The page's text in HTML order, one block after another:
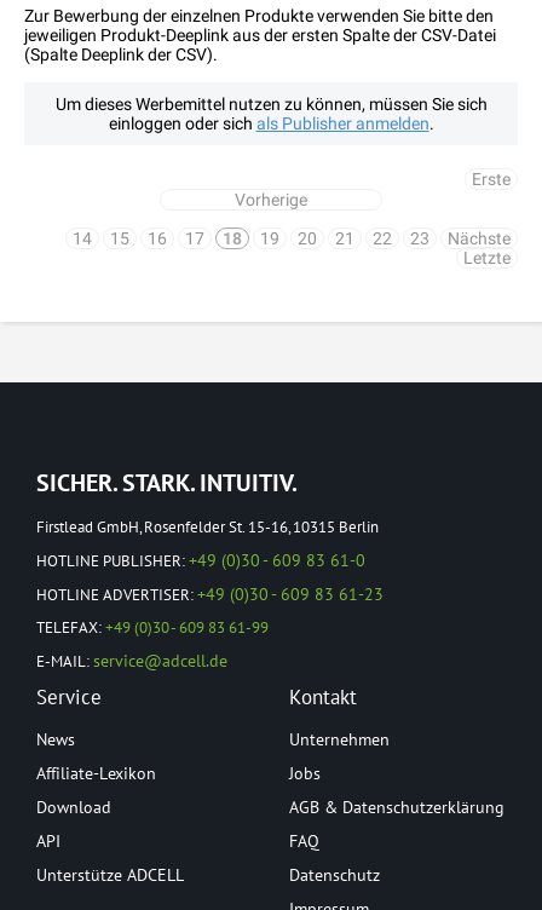
Zur Bewerbung der einzelnen Produkte verwenden Sie bitte den
jeweiligen Produkt-Deeplink aus der ersten Spalte der CSV-Datei
(Spalte Deeplink der CSV).
Um dieses Werbemittel nutzen zu können, müssen Sie sich
einloggen oder sich als Publisher anmelden.
Erste
Vorherige
14
15 16 17 18 19 20 21 22 23
Nächste
Letzte
SICHER. STARK. INTUITIV.
Firstlead GmbH, Rosenfelder St. 15-16, 10315 Berlin
HOTLINE PUBLISHER:+49 (0)30 - 609 83 61-0
HOTLINE ADVERTISER:+49 (0)30 - 609 83 61-23
TELEFAX:+49 (0)30 - 609 83 61-99
E-MAIL:service@adcell.de
Service
News
Affiliate-Lexikon
Download
API
Unterstütze ADCELL
Kontakt
Unternehmen
Jobs
AGB & Datenschutzerklärung
FAQ
Datenschutz